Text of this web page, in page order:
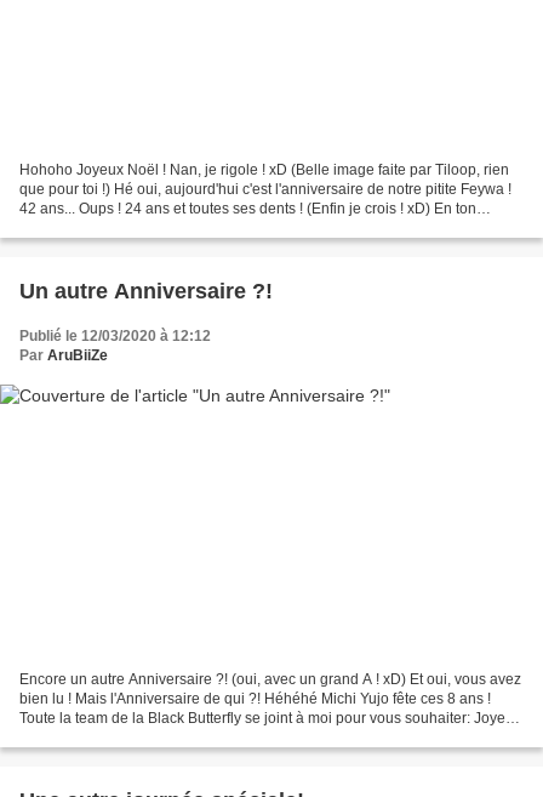
Hohoho Joyeux Noël ! Nan, je rigole ! xD (Belle image faite par Tiloop, rien
que pour toi !) Hé oui, aujourd'hui c'est l'anniversaire de notre pitite Feywa !
42 ans... Oups ! 24 ans et toutes ses dents ! (Enfin je crois ! xD) En ton
Un autre Anniversaire ?!
Publié le 12/03/2020 à 12:12
Par AruBiiZe
Encore un autre Anniversaire ?! (oui, avec un grand A ! xD) Et oui, vous avez
bien lu ! Mais l'Anniversaire de qui ?! Héhéhé Michi Yujo fête ces 8 ans !
Toute la team de la Black Butterfly se joint à moi pour vous souhaiter: Joyeux